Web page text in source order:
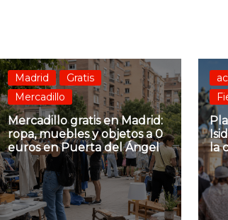
Madrid
Gratis
Mercadillo
Mercadillo gratis en Madrid:
ropa, muebles y objetos a 0
euros en Puerta del Ángel
la